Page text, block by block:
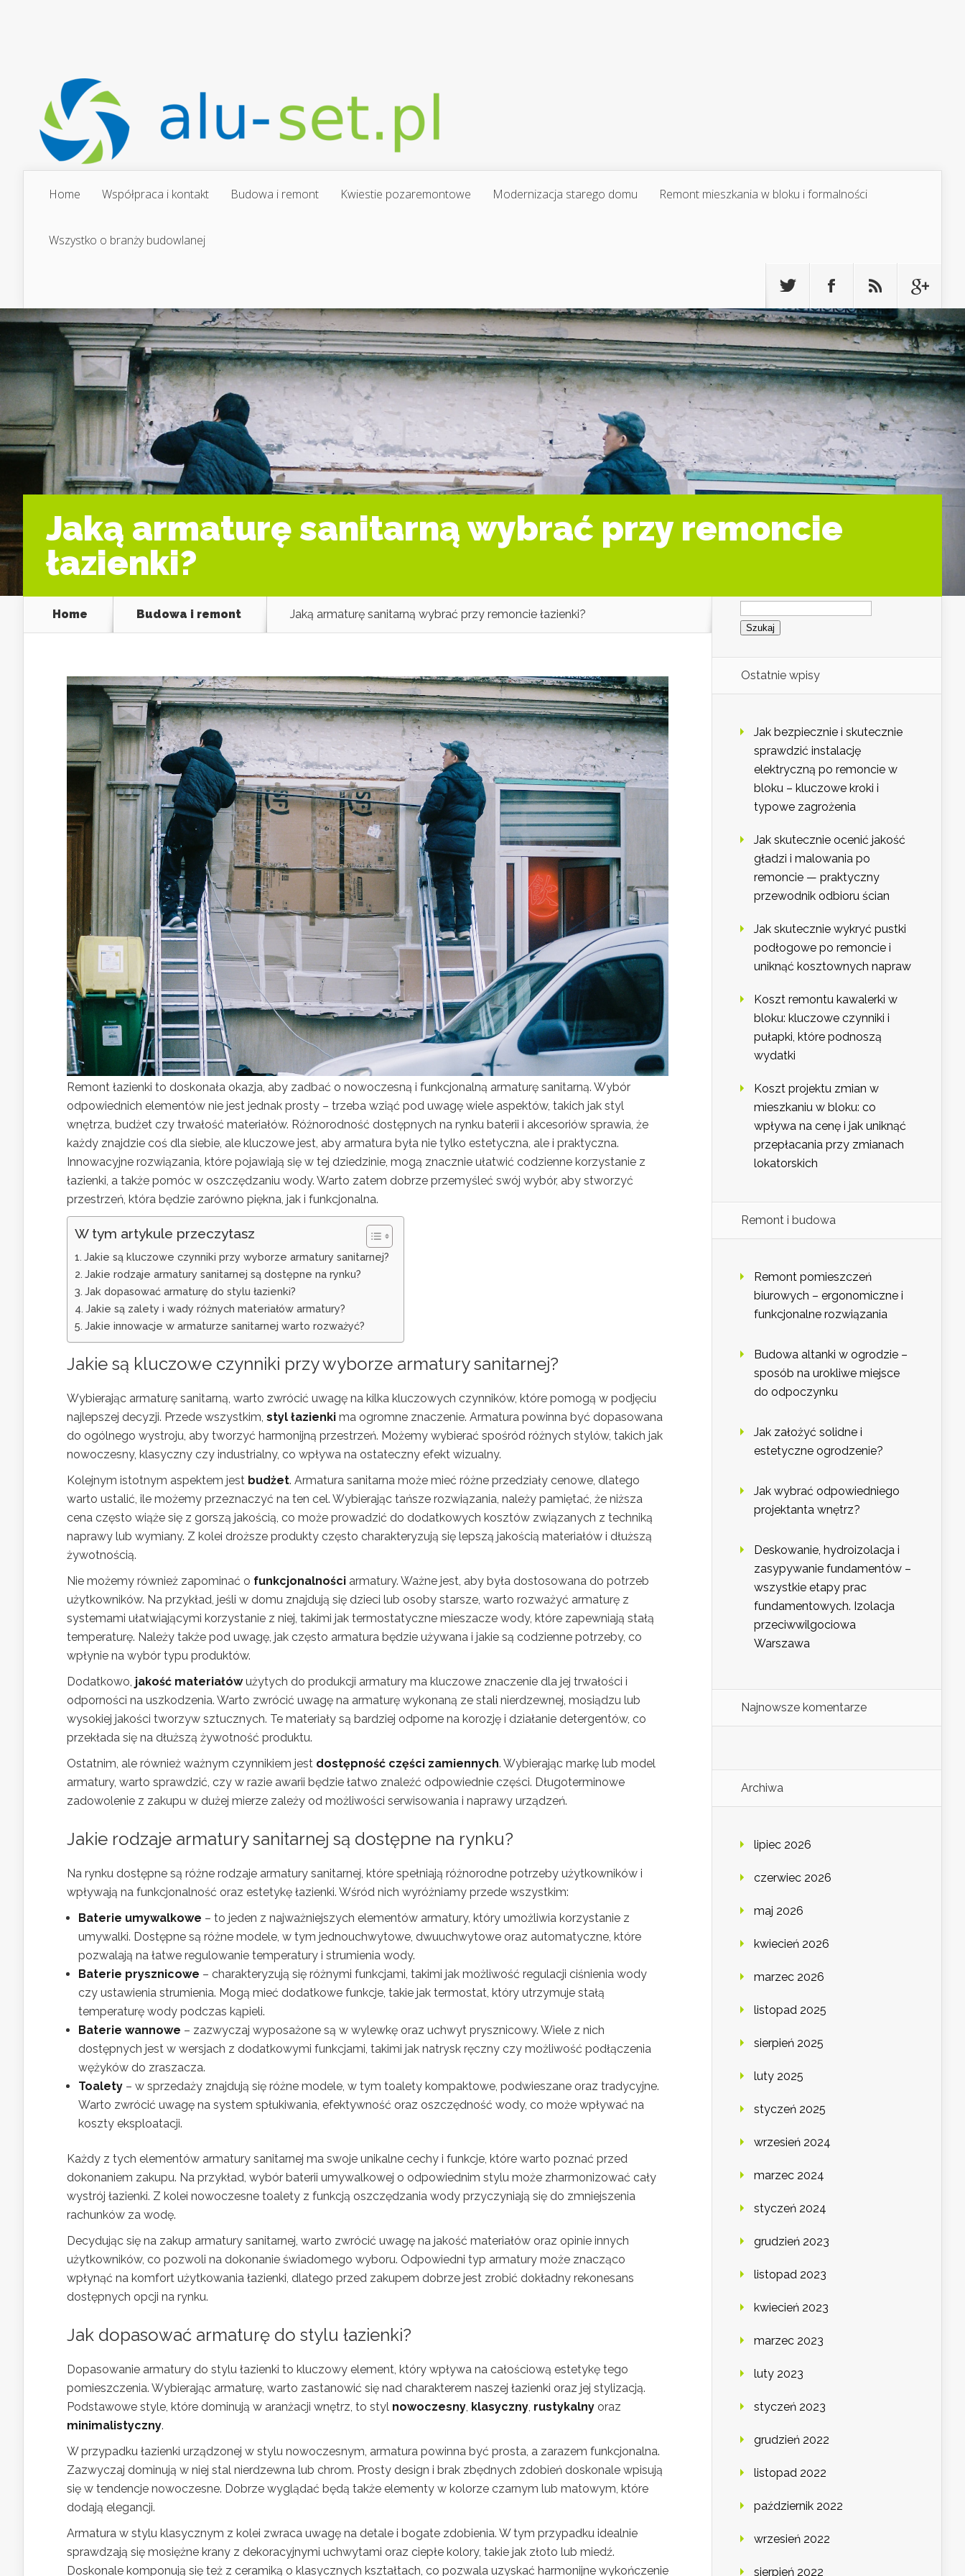
Home Współpraca i kontakt Budowa i remont Kwiestie pozaremontowe Modernizacja starego domu Remont mieszkania w bloku i formalności
Wszystko o branży budowlanej
Jaką armaturę sanitarną wybrać przy remoncie
łazienki?
Home Budowa i remont Jaką armaturę sanitarną wybrać przy remoncie łazienki?
Remont łazienki to doskonała okazja, aby zadbać o nowoczesną i funkcjonalną armaturę sanitarną. Wybór
odpowiednich elementów nie jest jednak prosty – trzeba wziąć pod uwagę wiele aspektów, takich jak styl
wnętrza, budżet czy trwałość materiałów. Różnorodność dostępnych na rynku baterii i akcesoriów sprawia, że
każdy znajdzie coś dla siebie, ale kluczowe jest, aby armatura była nie tylko estetyczna, ale i praktyczna.
Innowacyjne rozwiązania, które pojawiają się w tej dziedzinie, mogą znacznie ułatwić codzienne korzystanie z
łazienki, a także pomóc w oszczędzaniu wody. Warto zatem dobrze przemyśleć swój wybór, aby stworzyć
przestrzeń, która będzie zarówno piękna, jak i funkcjonalna.
W tym artykule przeczytasz
Jakie są kluczowe czynniki przy wyborze armatury sanitarnej?
Jakie rodzaje armatury sanitarnej są dostępne na rynku?
Jak dopasować armaturę do stylu łazienki?
Jakie są zalety i wady różnych materiałów armatury?
Jakie innowacje w armaturze sanitarnej warto rozważyć?
Jakie są kluczowe czynniki przy wyborze armatury sanitarnej?
Wybierając armaturę sanitarną, warto zwrócić uwagę na kilka kluczowych czynników, które pomogą w podjęciu
najlepszej decyzji. Przede wszystkim, styl łazienki ma ogromne znaczenie. Armatura powinna być dopasowana
do ogólnego wystroju, aby tworzyć harmonijną przestrzeń. Możemy wybierać spośród różnych stylów, takich jak
nowoczesny, klasyczny czy industrialny, co wpływa na ostateczny efekt wizualny.
Kolejnym istotnym aspektem jest budżet. Armatura sanitarna może mieć różne przedziały cenowe, dlatego
warto ustalić, ile możemy przeznaczyć na ten cel. Wybierając tańsze rozwiązania, należy pamiętać, że niższa
cena często wiąże się z gorszą jakością, co może prowadzić do dodatkowych kosztów związanych z techniką
naprawy lub wymiany. Z kolei droższe produkty często charakteryzują się lepszą jakością materiałów i dłuższą
żywotnością.
Nie możemy również zapominać o funkcjonalności armatury. Ważne jest, aby była dostosowana do potrzeb
użytkowników. Na przykład, jeśli w domu znajdują się dzieci lub osoby starsze, warto rozważyć armaturę z
systemami ułatwiającymi korzystanie z niej, takimi jak termostatyczne mieszacze wody, które zapewniają stałą
temperaturę. Należy także pod uwagę, jak często armatura będzie używana i jakie są codzienne potrzeby, co
wpłynie na wybór typu produktów.
Dodatkowo, jakość materiałówużytych do produkcji armatury ma kluczowe znaczenie dla jej trwałości i
odporności na uszkodzenia. Warto zwrócić uwagę na armaturę wykonaną ze stali nierdzewnej, mosiądzu lub
wysokiej jakości tworzyw sztucznych. Te materiały są bardziej odporne na korozję i działanie detergentów, co
przekłada się na dłuższą żywotność produktu.
Ostatnim, ale również ważnym czynnikiem jest dostępność części zamiennych. Wybierając markę lub model
armatury, warto sprawdzić, czy w razie awarii będzie łatwo znaleźć odpowiednie części. Długoterminowe
zadowolenie z zakupu w dużej mierze zależy od możliwości serwisowania i naprawy urządzeń.
Jakie rodzaje armatury sanitarnej są dostępne na rynku?
Na rynku dostępne są różne rodzaje armatury sanitarnej, które spełniają różnorodne potrzeby użytkowników i
wpływają na funkcjonalność oraz estetykę łazienki. Wśród nich wyróżniamy przede wszystkim:
Baterie umywalkowe – to jeden z najważniejszych elementów armatury, który umożliwia korzystanie z
umywalki. Dostępne są różne modele, w tym jednouchwytowe, dwuuchwytowe oraz automatyczne, które
pozwalają na łatwe regulowanie temperatury i strumienia wody.
Baterie prysznicowe – charakteryzują się różnymi funkcjami, takimi jak możliwość regulacji ciśnienia wody
czy ustawienia strumienia. Mogą mieć dodatkowe funkcje, takie jak termostat, który utrzymuje stałą
temperaturę wody podczas kąpieli.
Baterie wannowe – zazwyczaj wyposażone są w wylewkę oraz uchwyt prysznicowy. Wiele z nich
dostępnych jest w wersjach z dodatkowymi funkcjami, takimi jak natrysk ręczny czy możliwość podłączenia
wężyków do zraszacza.
Toalety – w sprzedaży znajdują się różne modele, w tym toalety kompaktowe, podwieszane oraz tradycyjne.
Warto zwrócić uwagę na system spłukiwania, efektywność oraz oszczędność wody, co może wpływać na
koszty eksploatacji.
Każdy z tych elementów armatury sanitarnej ma swoje unikalne cechy i funkcje, które warto poznać przed
dokonaniem zakupu. Na przykład, wybór baterii umywalkowej o odpowiednim stylu może zharmonizować cały
wystrój łazienki. Z kolei nowoczesne toalety z funkcją oszczędzania wody przyczyniają się do zmniejszenia
rachunków za wodę.
Decydując się na zakup armatury sanitarnej, warto zwrócić uwagę na jakość materiałów oraz opinie innych
użytkowników, co pozwoli na dokonanie świadomego wyboru. Odpowiedni typ armatury może znacząco
wpłynąć na komfort użytkowania łazienki, dlatego przed zakupem dobrze jest zrobić dokładny rekonesans
dostępnych opcji na rynku.
Jak dopasować armaturę do stylu łazienki?
Dopasowanie armatury do stylu łazienki to kluczowy element, który wpływa na całościową estetykę tego
pomieszczenia. Wybierając armaturę, warto zastanowić się nad charakterem naszej łazienki oraz jej stylizacją.
Podstawowe style, które dominują w aranżacji wnętrz, to styl nowoczesny klasyczny rustykalny oraz
minimalistyczny.
W przypadku łazienki urządzonej w stylu nowoczesnym, armatura powinna być prosta, a zarazem funkcjonalna.
Zazwyczaj dominują w niej stal nierdzewna lub chrom. Prosty design i brak zbędnych zdobień doskonale wpisują
się w tendencje nowoczesne. Dobrze wyglądać będą także elementy w kolorze czarnym lub matowym, które
dodają elegancji.
Armatura w stylu klasycznym z kolei zwraca uwagę na detale i bogate zdobienia. W tym przypadku idealnie
sprawdzają się mosiężne krany z dekoracyjnymi uchwytami oraz ciepłe kolory, takie jak złoto lub miedź.
Doskonale komponują się też z ceramiką o klasycznych kształtach, co pozwala uzyskać harmonijne wykończenie
Szukaj:
Ostatnie wpisy
Jak bezpiecznie i skutecznie
sprawdzić instalację
elektryczną po remoncie w
bloku – kluczowe kroki i
typowe zagrożenia
Jak skutecznie ocenić jakość
gładzi i malowania po
remoncie — praktyczny
przewodnik odbioru ścian
Jak skutecznie wykryć pustki
podłogowe po remoncie i
uniknąć kosztownych napraw
Koszt remontu kawalerki w
bloku: kluczowe czynniki i
pułapki, które podnoszą
wydatki
Koszt projektu zmian w
mieszkaniu w bloku: co
wpływa na cenę i jak uniknąć
przepłacania przy zmianach
lokatorskich
Remont i budowa
Remont pomieszczeń
biurowych – ergonomiczne i
funkcjonalne rozwiązania
Budowa altanki w ogrodzie –
sposób na urokliwe miejsce
do odpoczynku
Jak założyć solidne i
estetyczne ogrodzenie?
Jak wybrać odpowiedniego
projektanta wnętrz?
Deskowanie, hydroizolacja i
zasypywanie fundamentów –
wszystkie etapy prac
fundamentowych. Izolacja
przeciwwilgociowa
Warszawa
Najnowsze komentarze
Archiwa
lipiec 2026
czerwiec 2026
maj 2026
kwiecień 2026
marzec 2026
listopad 2025
sierpień 2025
luty 2025
styczeń 2025
wrzesień 2024
marzec 2024
styczeń 2024
grudzień 2023
listopad 2023
kwiecień 2023
marzec 2023
luty 2023
styczeń 2023
grudzień 2022
listopad 2022
październik 2022
wrzesień 2022
sierpień 2022